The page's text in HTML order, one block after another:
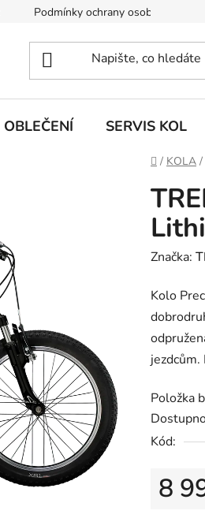
Podmínky ochrany osobních údajů
OBLEČENÍ SERVIS KOL
Domů
/ KOLA /
Značka:
Kolo
Položka
Kód:
8